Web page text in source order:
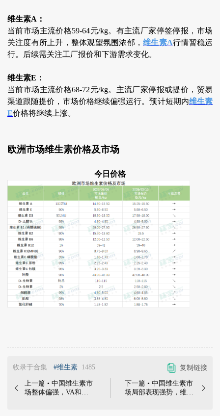
维生素A：
当前市场主流价格59-64元/kg。有主流厂家停签停报，市场
关注度有所上升，整体观望氛围浓郁，维生素A行情暂稳运
行。后续需关注工厂报价和下游需求变化。
维生素E：
当前市场主流价格68-72元/kg。主流厂家停报或提价，贸易
渠道跟随提价，市场价格继续偏强运行。预计短期内维生素
E价格将继续上涨。
欧洲市场维生素价格及市场
今日价格
收录于合集 #维生素 1485 复制链接

上一篇 • 中国维生素市
场整体偏强，VA和氯
下一篇 • 中国维生素市
场局部表现强势，维生
